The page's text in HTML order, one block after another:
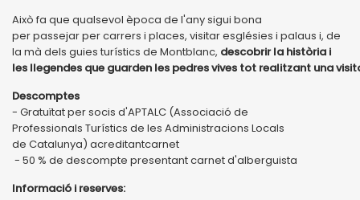
Això fa que qualsevol època de l'any sigui bona
per passejar per carrers i places, visitar esglésies i palaus i, de
la mà dels guies turístics de Montblanc, descobrir la història i
les llegendes que guarden les pedres vives tot realitzant una
Descomptes
- Gratuïtat per socis d'APTALC (Associació de
Professionals Turístics de les Administracions Locals
de Catalunya) acreditantcarnet
- 50 % de descompte presentant carnet d'alberguista
Informació i reserves: